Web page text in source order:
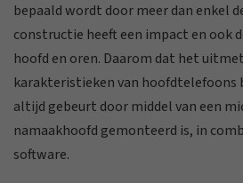
bepaald wordt door meer dan enkel
constructie heeft een impact en ook
hoofd en oren. Daarom dat het
karakteristieken van hoofdtelefoons
altijd gebeurt door middel van een
namaakhoofd gemonteerd is, in
software.